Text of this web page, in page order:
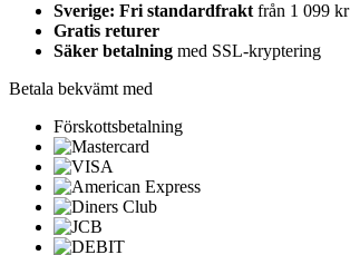
Sverige: Fri standardfrakt från 1 099 kr
Gratis returer
Säker betalning med SSL-kryptering
Betala bekvämt med
Förskottsbetalning